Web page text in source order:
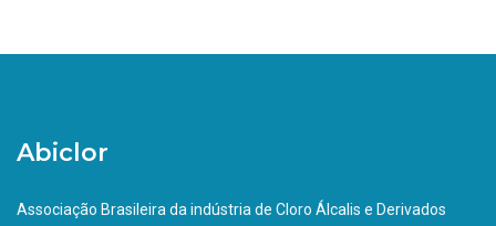
Abiclor
Associação Brasileira da indústria de Cloro Álcalis e Derivados